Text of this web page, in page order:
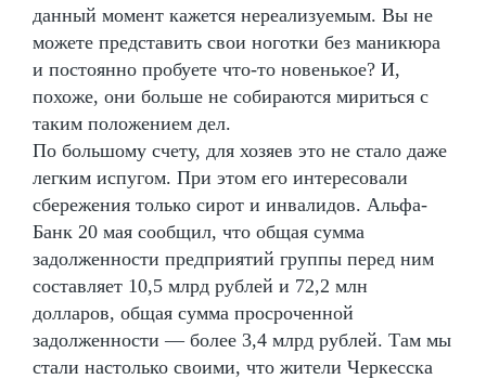
данный момент кажется нереализуемым. Вы не
можете представить свои ноготки без маникюра
и постоянно пробуете что-то новенькое? И,
похоже, они больше не собираются мириться с
таким положением дел.
По большому счету, для хозяев это не стало даже
легким испугом. При этом его интересовали
сбережения только сирот и инвалидов. Альфа-
Банк 20 мая сообщил, что общая сумма
задолженности предприятий группы перед ним
составляет 10,5 млрд рублей и 72,2 млн
долларов, общая сумма просроченной
задолженности — более 3,4 млрд рублей. Там мы
стали настолько своими, что жители Черкесска